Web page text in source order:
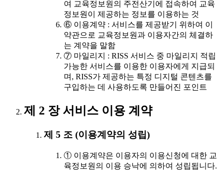
여 교육정보원의 주전산기에 접속하여 교육
정보원이 제공하는 정보를 이용하는 것
⑥ 이용계약 : 서비스를 제공받기 위하여 이
약관으로 교육정보원과 이용자간의 체결하
는 계약을 말함
⑦ 마일리지 : RISS 서비스 중 마일리지 적립
가능한 서비스를 이용한 이용자에게 지급되
며, RISS가 제공하는 특정 디지털 콘텐츠를
구입하는 데 사용하도록 만들어진 포인트
제 2 장 서비스 이용 계약
제 5 조 (이용계약의 성립)
① 이용계약은 이용자의 이용신청에 대한 교
육정보원의 이용 승낙에 의하여 성립됩니다.